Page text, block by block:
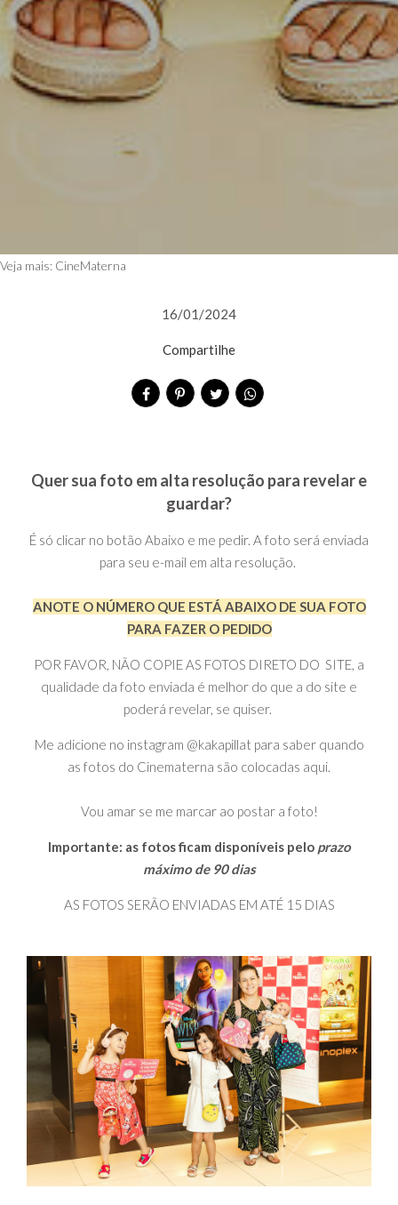
Veja mais: CineMaterna
16/01/2024
Compartilhe
Quer sua foto em alta resolução para revelar e
guardar?
É só clicar no botão Abaixo e me pedir. A foto será enviada
para seu e-mail em alta resolução.
ANOTE O NÚMERO QUE ESTÁ ABAIXO DE SUA FOTO
PARA FAZER O PEDIDO
POR FAVOR, NÃO COPIE AS FOTOS DIRETO DO SITE, a
qualidade da foto enviada é melhor do que a do site e
poderá revelar, se quiser.
Me adicione no instagram @kakapillat para saber quando
as fotos do Cinematerna são colocadas aqui.
Vou amar se me marcar ao postar a foto!
Importante: as fotos ficam disponíveis peloprazo
máximo de 90 dias
AS FOTOS SERÃO ENVIADAS EM ATÉ 15 DIAS